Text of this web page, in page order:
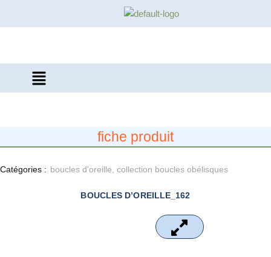
Menu
fiche produit
Catégories : boucles d'oreille collection boucles obélisques
BOUCLES D’OREILLE_162